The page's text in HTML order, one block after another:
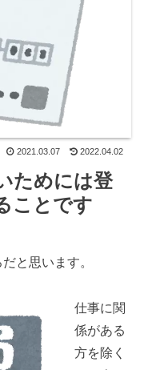
2021.03.07 2022.04.02
ためには登
ことです
と思います。
仕事に関
係がある
方を除く